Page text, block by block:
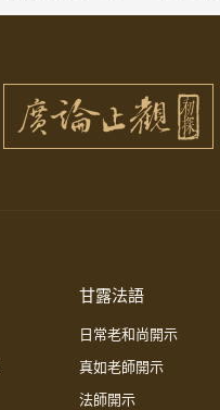
甘露法語
日常老和尚開示
真如老師開示
法師開示